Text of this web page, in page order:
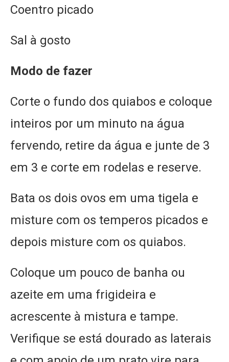
Coentro picado
Sal à gosto
Modo de fazer
Corte o fundo dos quiabos e coloque
inteiros por um minuto na água
fervendo, retire da água e junte de 3
em 3 e corte em rodelas e reserve.
Bata os dois ovos em uma tigela e
misture com os temperos picados e
depois misture com os quiabos.
Coloque um pouco de banha ou
azeite em uma frigideira e
acrescente à mistura e tampe.
Verifique se está dourado as laterais